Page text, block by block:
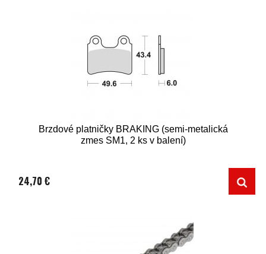
Brzdové platničky BRAKING (semi-metalická
zmes SM1, 2 ks v balení)
24,70 €